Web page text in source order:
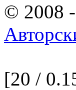
© 2008
[20 /